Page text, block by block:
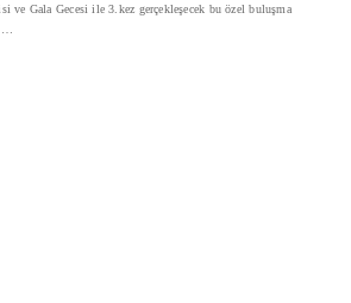
ve Gala Gecesi ile 3.kez gerçekleşecek bu özel buluşma